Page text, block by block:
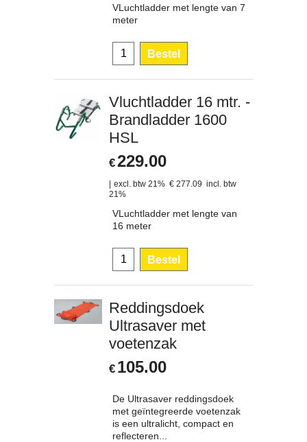
VLuchtladder met lengte van 7
meter
Bestel
Vluchtladder 16 mtr. -
Brandladder 1600
HSL
€229.00
excl. btw 21% € 277.09 incl. btw
21%
VLuchtladder met lengte van
16 meter
Bestel
Reddingsdoek
Ultrasaver met
voetenzak
€ 105.00
De Ultrasaver reddingsdoek
met geïntegreerde voetenzak
is een ultralicht, compact en
reflecteren...